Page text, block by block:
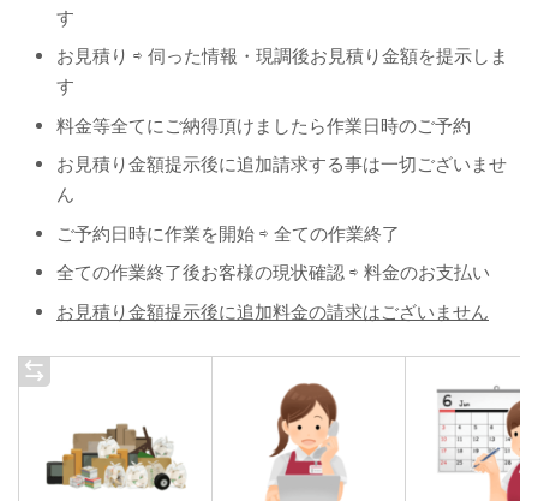
す
お見積り ⇨ 伺った情報・現調後お見積り金額を提示しま
す
料金等全てにご納得頂けましたら作業日時のご予約
お見積り金額提示後に追加請求する事は一切ございませ
ん
ご予約日時に作業を開始 ⇨ 全ての作業終了
全ての作業終了後お客様の現状確認 ⇨ 料金のお支払い
お見積り金額提示後に追加料金の請求はございません